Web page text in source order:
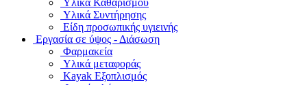
Υλικά Καθαρισμού
Υλικά Συντήρησης
Είδη προσωπικής υγιεινής
Εργασία σε ύψος - Διάσωση
Φαρμακεία
Υλικά μεταφοράς
Kayak Εξοπλισμός